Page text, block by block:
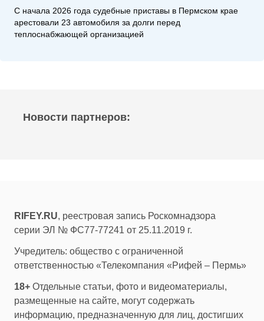
С начала 2026 года судебные приставы в Пермском крае
арестовали 23 автомобиля за долги перед
теплоснабжающей организацией
Новости партнеров:
RIFEY.RU, реестровая запись Роскомнадзора
серии ЭЛ № ФС77-77241 от 25.11.2019 г.
Учредитель: общество с ограниченной
ответственностью «Телекомпания «Рифей – Пермь»
18+ Отдельные статьи, фото и видеоматериалы,
размещенные на сайте, могут содержать
информацию, предназначенную для лиц, достигших